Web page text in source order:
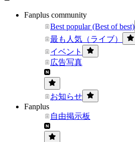
Fanplus community
Best popular (Best of best)
最も人気（ライブ）
イベント
広告写真
お知らせ
Fanplus
自由掲示板